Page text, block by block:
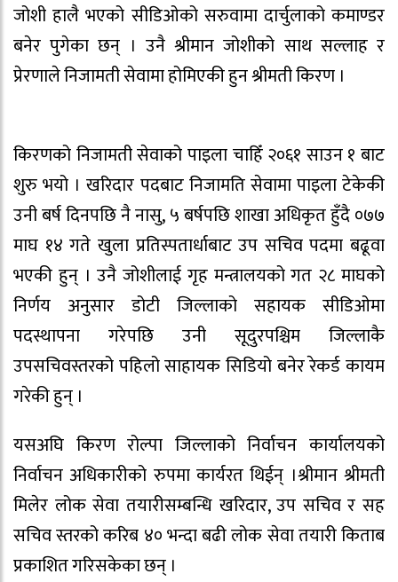
जोशी हालै भएको सीडिओको सरुवामा दार्चुलाको कमाण्डर
बनेर पुगेका छन् । उनै श्रीमान जोशीको साथ सल्लाह र
प्रेरणाले निजामती सेवामा होमिएकी हुन श्रीमती किरण ।
किरणको निजामती सेवाको पाइला चाहिँ २०६१ साउन १ बाट
शुरु भयो । खरिदार पदबाट निजामति सेवामा पाइला टेकेकी
उनी बर्ष दिनपछि नै नासु, ५ बर्षपछि शाखा अधिकृत हुँदै ०७७
माघ १४ गते खुला प्रतिस्पतार्धाबाट उप सचिव पदमा बढूवा
भएकी हुन् । उनै जोशीलाई गृह मन्त्रालयको गत २८ माघको
निर्णय अनुसार डोटी जिल्लाको सहायक सीडिओमा
पदस्थापना गरेपछि उनी सूदुरपश्चिम जिल्लाकै
उपसचिवस्तरको पहिलो साहायक सिडियो बनेर रेकर्ड कायम
गरेकी हुन् ।
यसअघि किरण रोल्पा जिल्लाको निर्वाचन कार्यालयको
निर्वाचन अधिकारीको रुपमा कार्यरत थिईन् ।श्रीमान श्रीमती
मिलेर लोक सेवा तयारीसम्बन्धि खरिदार, उप सचिव र सह
सचिव स्तरको करिब ४० भन्दा बढी लोक सेवा तयारी किताब
प्रकाशित गरिसकेका छन् ।